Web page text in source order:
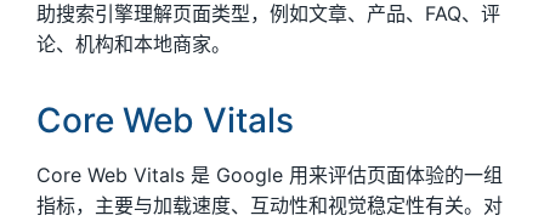
助搜索引擎理解页面类型，例如文章、产品、FAQ、评
论、机构和本地商家。
Core Web Vitals
Core Web Vitals 是 Google 用来评估页面体验的一组
指标，主要与加载速度、互动性和视觉稳定性有关。对